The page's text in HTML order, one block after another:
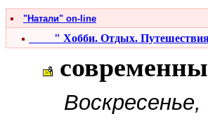
"Натали" on-line
" Хобби. Отдых.